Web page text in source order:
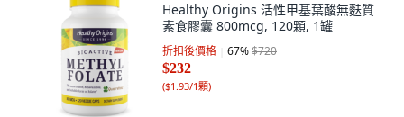
Healthy Origins 活性甲基葉酸無麩質
素食膠囊 800mcg, 120顆, 1罐
折扣後價格 67%$720
$232
($1.93/1顆)